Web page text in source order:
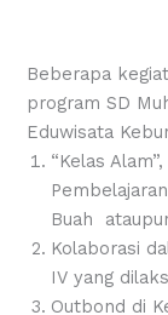
Beberapa
program SD
Eduwisata
“Kelas
Buah
Kolaborasi
IV yang
Outbond di